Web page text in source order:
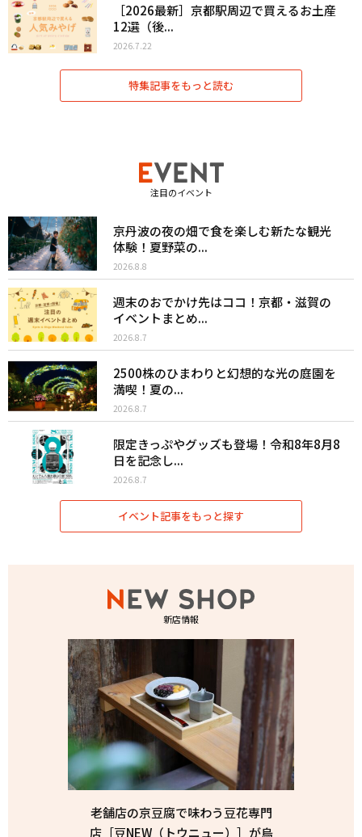
［2026最新］京都駅周辺で買えるお土産
12選（後...
2026.7.22
特集記事をもっと読む
注目のイベント
京丹波の夜の畑で食を楽しむ新たな観光
体験！夏野菜の...
2026.8.8
週末のおでかけ先はココ！京都・滋賀の
イベントまとめ...
2026.8.7
2500株のひまわりと幻想的な光の庭園を
満喫！夏の...
2026.8.7
限定きっぷやグッズも登場！令和8年8月8
日を記念し...
2026.8.7
イベント記事をもっと探す
新店情報
老舗店の京豆腐で味わう豆花専門
店［豆NEW（トウニュー）］が烏